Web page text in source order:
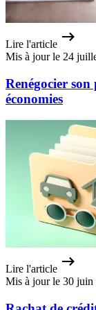
Lire l'article
Mis à jour le 24
Renégocier
économies
Lire l'article
Mis à jour le 30 juin